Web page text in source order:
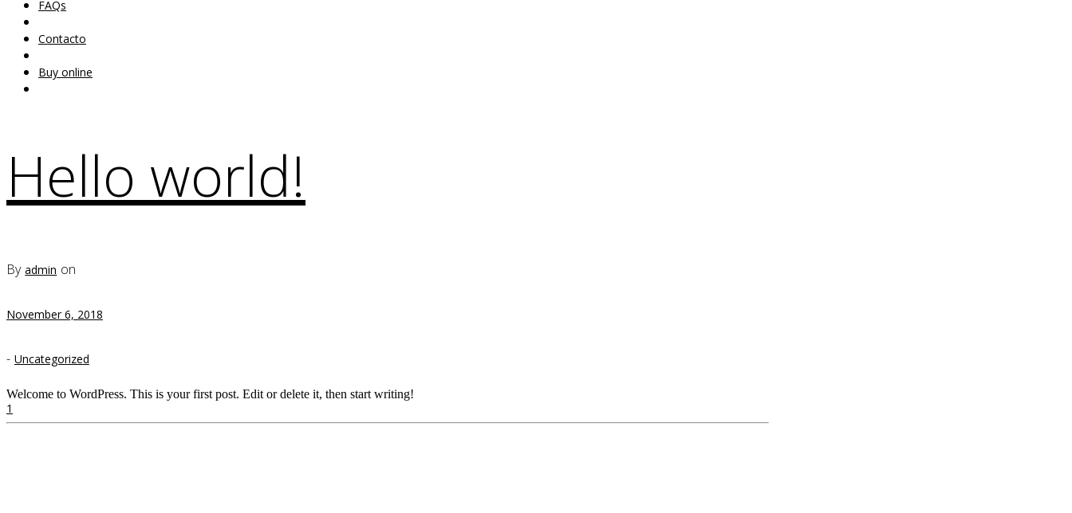
FAQs
Contacto
Buy online
Hello world!
Byadmin on
November 6, 2018
- Uncategorized
Welcome to WordPress. This is your first post. Edit or delete it, then start writing!
1